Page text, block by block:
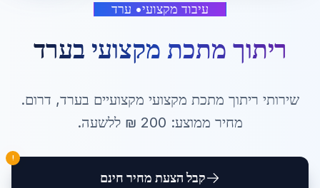
עיבוד מקצועי• ערד
ריתוך מתכת מקצועי בערד
שירותי ריתוך מתכת מקצועי מקצועיים בערד, דרום.
מחיר ממוצע: 200 ₪ ללשעה.
קבל הצעת מחיר חינם
!